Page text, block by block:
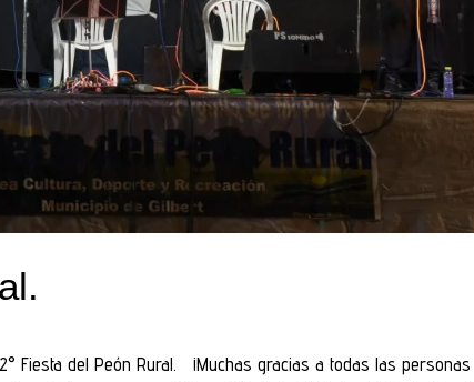
Fiesta del Peón Rural. ¡Muchas gracias a todas las personas